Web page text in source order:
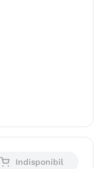
Indisponibil